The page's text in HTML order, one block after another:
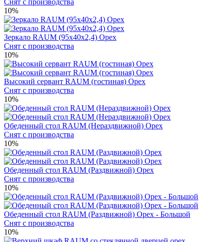
10%
Зеркало RAUM (95x40x2,4) Орех
Снят с производства
10%
Высокий сервант RAUM (гостиная) Орех
Снят с производства
10%
Обеденный стол RAUM (Нераздвижной) Орех
Снят с производства
10%
Обеденный стол RAUM (Раздвижной) Орех
Снят с производства
10%
Обеденный стол RAUM (Раздвижной) Орех - Большой
Снят с производства
10%